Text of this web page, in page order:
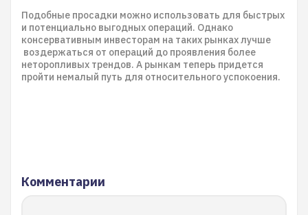
Подобные просадки можно использовать для быстрых
и потенциально выгодных операций. Однако
консервативным инвесторам на таких рынках лучше
воздержаться от операций до проявления более
неторопливых трендов. А рынкам теперь придется
пройти немалый путь для относительного успокоения.
Комментарии